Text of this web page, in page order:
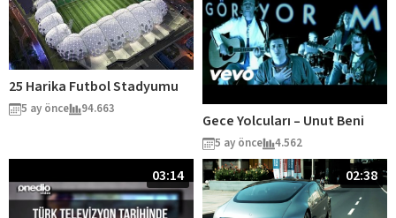
25 Harika Futbol Stadyumu
5 ay önce 94.663
Gece Yolcuları – Unut Beni
5 ay önce 4.562
03:14 02:38